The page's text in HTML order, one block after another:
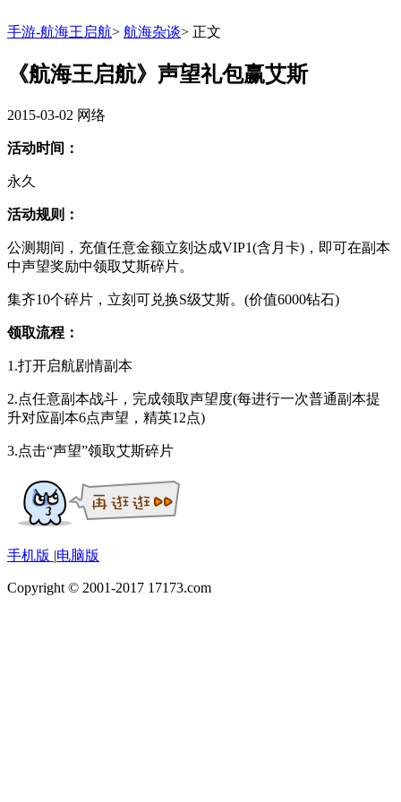
手游-航海王启航> 航海杂谈> 正文
《航海王启航》声望礼包赢艾斯
2015-03-02 网络
活动时间：
永久
活动规则：
公测期间，充值任意金额立刻达成VIP1(含月卡)，即可在副本
中声望奖励中领取艾斯碎片。
集齐10个碎片，立刻可兑换S级艾斯。(价值6000钻石)
领取流程：
1.打开启航剧情副本
2.点任意副本战斗，完成领取声望度(每进行一次普通副本提
升对应副本6点声望，精英12点)
3.点击“声望”领取艾斯碎片
手机版 |电脑版
Copyright © 2001-2017 17173.com